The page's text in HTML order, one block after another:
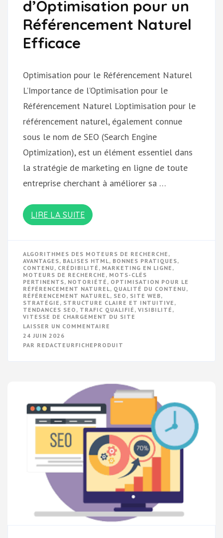
d’Optimisation pour un
Référencement Naturel
Efficace
Optimisation pour le Référencement Naturel
L’Importance de l’Optimisation pour le
Référencement Naturel L’optimisation pour le
référencement naturel, également connue
sous le nom de SEO (Search Engine
Optimization), est un élément essentiel dans
la stratégie de marketing en ligne de toute
entreprise cherchant à améliorer sa …
LIRE LA SUITE
ALGORITHMES DES MOTEURS DE RECHERCHE ,
AVANTAGES, BALISES HTML, BONNES PRATIQUES,
CONTENU , CRÉDIBILITÉ , MARKETING EN LIGNE ,
MOTEURS DE RECHERCHE , MOTS-CLÉS
PERTINENTS, NOTORIÉTÉ , OPTIMISATION POUR LE
RÉFÉRENCEMENT NATUREL, QUALITÉ DU CONTENU ,
RÉFÉRENCEMENT NATUREL, SEO , SITE WEB,
STRATÉGIE , STRUCTURE CLAIRE ET INTUITIVE ,
TENDANCES SEO , TRAFIC QUALIFIÉ , VISIBILITÉ ,
VITESSE DE CHARGEMENT DU SITE
LAISSER UN COMMENTAIRE
D’OPTIMISATION
24 JUIN 2026
PAR REDACTEURFICHEPRODUIT